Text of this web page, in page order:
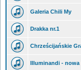
Galeria Chili My
Drakka nr.1
Chrześcijańskie
Illuminandi - nowa